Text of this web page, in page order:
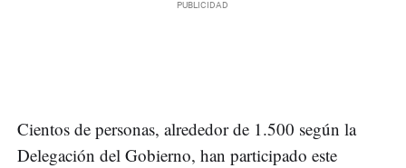
Cientos de personas, alrededor de 1.500 según la
Delegación del Gobierno, han participado este